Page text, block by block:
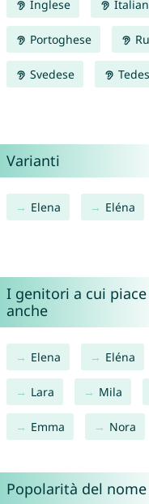
Inglese
Portoghese
Svedese
Varianti
Elena Eléna
I genitori a cui
anche
Elena Eléna
Lara Mila
Emma Nora
Popolarità del nome